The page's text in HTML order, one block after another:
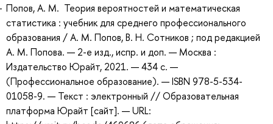
Попов, А. М. Теория вероятностей и математическая
статистика : учебник для среднего профессионального
образования / А. М. Попов, В. Н. Сотников ; под редакцией
А. М. Попова. — 2-е изд., испр. и доп. — Москва :
Издательство Юрайт, 2021. — 434 с. —
(Профессиональное образование). — ISBN 978-5-534-
01058-9. — Текст : электронный // Образовательная
платформа Юрайт [сайт]. — URL: